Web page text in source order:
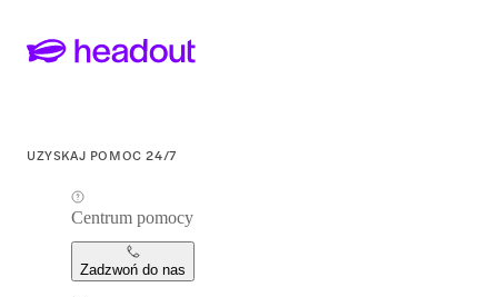
UZYSKAJ POMOC 24/7
Centrum pomocy
Zadzwoń do nas